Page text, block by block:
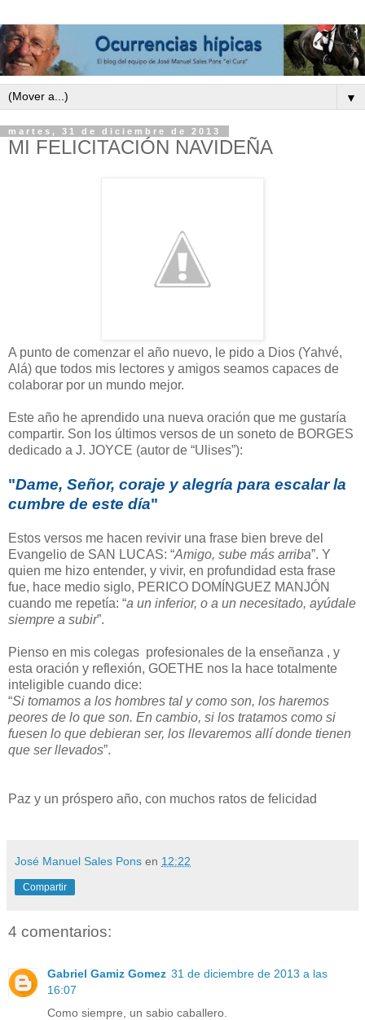
▼
martes, 31 de diciembre de 2013
MI FELICITACIÓN NAVIDEÑA
A punto de comenzar el año nuevo, le pido a Dios (Yahvé,
Alá) que todos mis lectores y amigos seamos capaces de
colaborar por un mundo mejor.
Este año he aprendido una nueva oración que me gustaría
compartir. Son los últimos versos de un soneto de BORGES
dedicado a J. JOYCE (autor de “Ulises”):
"Dame, Señor, coraje y alegría para escalar la
cumbre de este día"
Estos versos me hacen revivir una frase bien breve del
Evangelio de SAN LUCAS: “Amigo, sube más arriba”. Y
quien me hizo entender, y vivir, en profundidad esta frase
fue, hace medio siglo, PERICO DOMÍNGUEZ MANJÓN
cuando me repetía: “a un inferior, o a un necesitado, ayúdale
siempre a subir”.
Pienso en mis colegas profesionales de la enseñanza , y
esta oración y reflexión, GOETHE nos la hace totalmente
inteligible cuando dice:
“Si tomamos a los hombres tal y como son, los haremos
peores de lo que son. En cambio, si los tratamos como si
fuesen lo que debieran ser, los llevaremos allí donde tienen
que ser llevados”.
Paz y un próspero año, con muchos ratos de felicidad
José Manuel Sales Pons en 12:22
Compartir
4 comentarios:
Gabriel Gamiz Gomez 31 de diciembre de 2013 a las
16:07
Como siempre, un sabio caballero.